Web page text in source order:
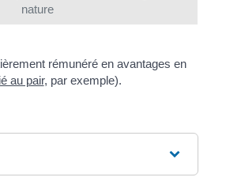
nature
rémunéré en avantages en
au pair, par exemple).